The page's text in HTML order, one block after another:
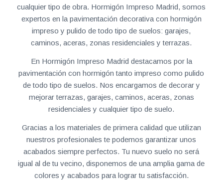
cualquier tipo de obra. Hormigón Impreso Madrid, somos
expertos en la pavimentación decorativa con hormigón
impreso y pulido de todo tipo de suelos: garajes,
caminos, aceras, zonas residenciales y terrazas.
En Hormigón Impreso Madrid destacamos por la
pavimentación con hormigón tanto impreso como pulido
de todo tipo de suelos. Nos encargamos de decorar y
mejorar terrazas, garajes, caminos, aceras, zonas
residenciales y cualquier tipo de suelo.
Gracias a los materiales de primera calidad que utilizan
nuestros profesionales te podemos garantizar unos
acabados siempre perfectos. Tu nuevo suelo no será
igual al de tu vecino, disponemos de una amplia gama de
colores y acabados para lograr tu satisfacción.